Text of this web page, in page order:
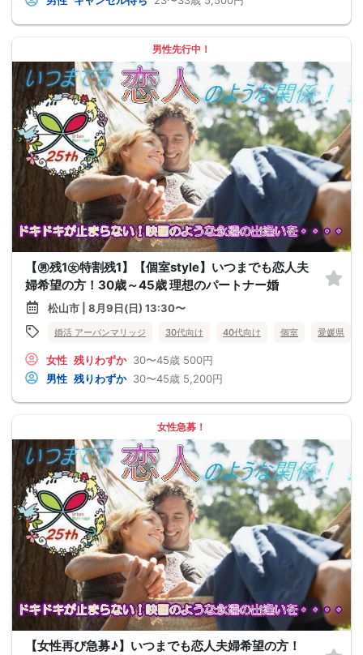
男性先行中！
【㊚残1㊛特割残1】【個室style】いつまでも恋人夫
婦希望の方！30歳～45歳 理想のパートナー婚
松山市 | 8月9日(日) 13:30〜
婚活 アーバンマリッジ 30代向け 40代向け 個室 愛媛県
女性 残りわずか 30〜45歳 500円
男性 残りわずか 30〜45歳 5,200円
女性急募！
【女性再び急募♪】いつまでも恋人夫婦希望の方！